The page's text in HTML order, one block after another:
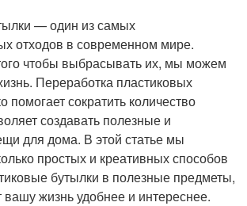
— один из самых
отходов в современном мире.
чтобы выбрасывать их, мы можем
Переработка пластиковых
помогает сократить количество
создавать полезные и
для дома. В этой статье мы
простых и креативных способов
бутылки в полезные предметы,
жизнь удобнее и интереснее.